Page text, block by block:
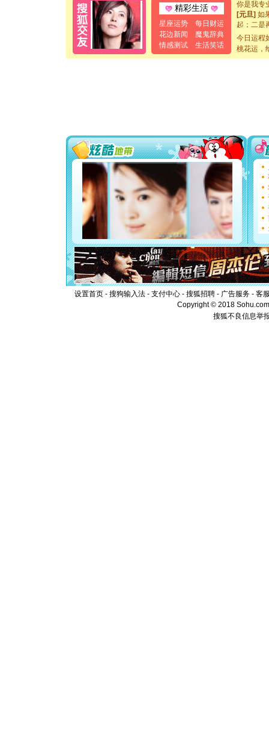
精彩生活
星座运势
每日财运
花边新闻
魔鬼辞典
情感测试
生活笑话
[元旦]如
起；二
离。水晶
[元旦]当
泣，这痛
你太多，
要平安
[圣诞节]
能正大
都要快乐
[圣诞节]
如意,快
[元旦]
看
断电。
你是我
[元旦]
起；二是
离。水晶
[元旦]当
泣，这痛
卖了。水
[春节] 风
颜！冬去
道一声
今日运程
桃花运，
设置首页 - 搜狗输入法 - 支付中心 - 搜狐招聘 - 广告服务 - 客
Copyright © 2018
搜狐不良信息举